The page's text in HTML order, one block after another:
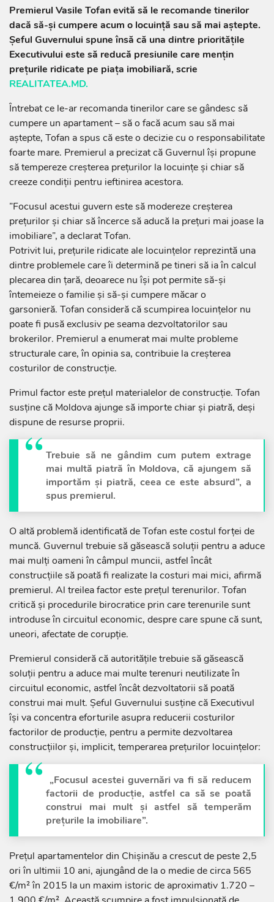
Premierul Vasile Tofan evită să le recomande tinerilor
dacă să-și cumpere acum o locuință sau să mai aștepte.
Șeful Guvernului spune însă că una dintre prioritățile
Executivului este să reducă presiunile care mențin
prețurile ridicate pe piața imobiliară, scrie
REALITATEA.MD.
Întrebat ce le-ar recomanda tinerilor care se gândesc să
cumpere un apartament – să o facă acum sau să mai
aștepte, Tofan a spus că este o decizie cu o responsabilitate
foarte mare. Premierul a precizat că Guvernul își propune
să tempereze creșterea prețurilor la locuințe și chiar să
creeze condiții pentru ieftinirea acestora.
”Focusul acestui guvern este să modereze creșterea
prețurilor și chiar să încerce să aducă la prețuri mai joase la
imobiliare”, a declarat Tofan.
Potrivit lui, prețurile ridicate ale locuințelor reprezintă una
dintre problemele care îi determină pe tineri să ia în calcul
plecarea din țară, deoarece nu își pot permite să-și
întemeieze o familie și să-și cumpere măcar o
garsonieră. Tofan consideră că scumpirea locuințelor nu
poate fi pusă exclusiv pe seama dezvoltatorilor sau
brokerilor. Premierul a enumerat mai multe probleme
structurale care, în opinia sa, contribuie la creșterea
costurilor de construcție.
Primul factor este prețul materialelor de construcție. Tofan
susține că Moldova ajunge să importe chiar și piatră, deși
dispune de resurse proprii.
Trebuie să ne gândim cum putem extrage
mai multă piatră în Moldova, că ajungem să
importăm și piatră, ceea ce este absurd”, a
spus premierul.
O altă problemă identificată de Tofan este costul forței de
muncă. Guvernul trebuie să găsească soluții pentru a aduce
mai mulți oameni în câmpul muncii, astfel încât
construcțiile să poată fi realizate la costuri mai mici, afirmă
premierul. Al treilea factor este prețul terenurilor. Tofan
critică și procedurile birocratice prin care terenurile sunt
introduse în circuitul economic, despre care spune că sunt,
uneori, afectate de corupție.
Premierul consideră că autoritățile trebuie să găsească
soluții pentru a aduce mai multe terenuri neutilizate în
circuitul economic, astfel încât dezvoltatorii să poată
construi mai mult. Șeful Guvernului susține că Executivul
își va concentra eforturile asupra reducerii costurilor
factorilor de producție, pentru a permite dezvoltarea
construcțiilor și, implicit, temperarea prețurilor locuințelor:
„Focusul acestei guvernări va fi să reducem
factorii de producție, astfel ca să se poată
construi mai mult și astfel să temperăm
prețurile la imobiliare”.
Prețul apartamentelor din Chișinău a crescut de peste 2,5
ori în ultimii 10 ani, ajungând de la o medie de circa 565
€/m² în 2015 la un maxim istoric de aproximativ 1.720 –